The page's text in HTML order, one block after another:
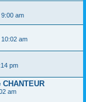
am
am
pm
am